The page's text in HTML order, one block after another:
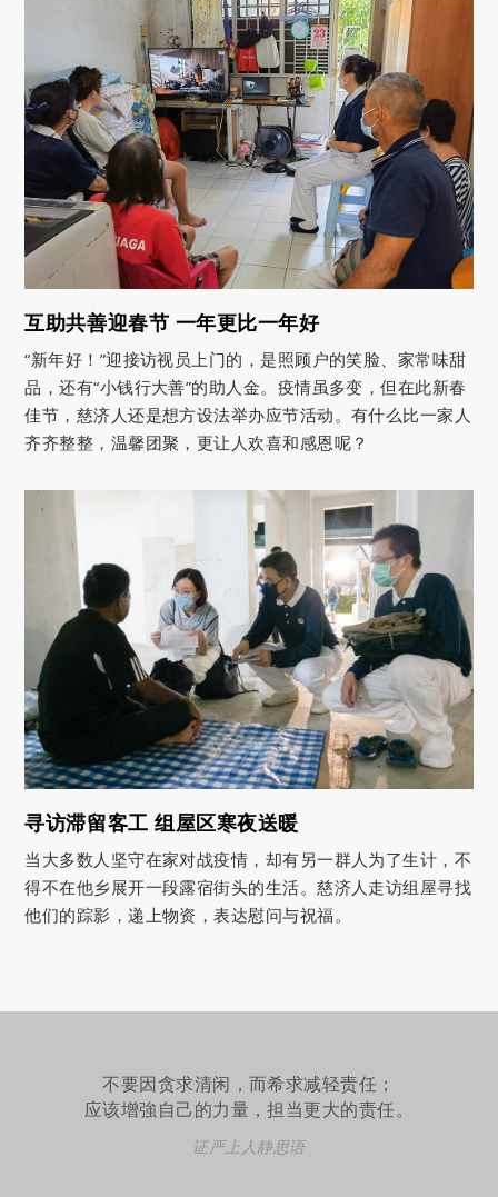
互助共善迎春节 一年更比一年好
“新年好！”迎接访视员上门的，是照顾户的笑脸、家常味甜
品，还有“小钱行大善”的助人金。疫情虽多变，但在此新春
佳节，慈济人还是想方设法举办应节活动。有什么比一家人
齐齐整整，温馨团聚，更让人欢喜和感恩呢？
寻访滞留客工 组屋区寒夜送暖
当大多数人坚守在家对战疫情，却有另一群人为了生计，不
得不在他乡展开一段露宿街头的生活。慈济人走访组屋寻找
他们的踪影，递上物资，表达慰问与祝福。
不要因贪求清闲，而希求减轻责任；
应该增強自己的力量，担当更大的责任。
证严上人静思语